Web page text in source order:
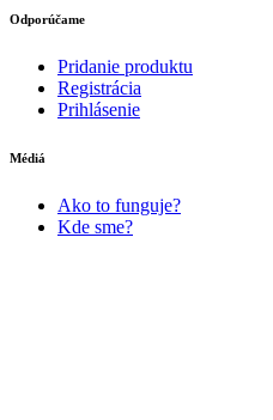
Odporúčame
Pridanie produktu
Registrácia
Prihlásenie
Médiá
Ako to funguje?
Kde sme?